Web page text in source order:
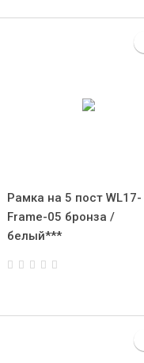
Рамка на 5 пост WL17-
Frame-05 бронза /
белый***